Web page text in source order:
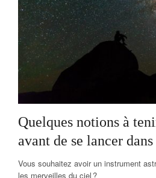
Quelques notions à
avant de se lancer
Vous souhaitez avoir un instrument
les merveilles du ciel ?